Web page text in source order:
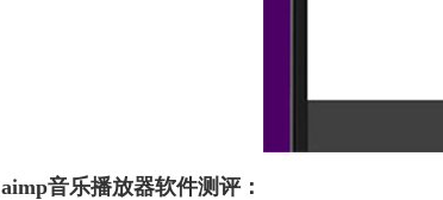
aimp音乐播放器软件测评：